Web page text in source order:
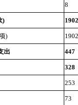
8
) 1902
) 1902
出 447
328
253
73